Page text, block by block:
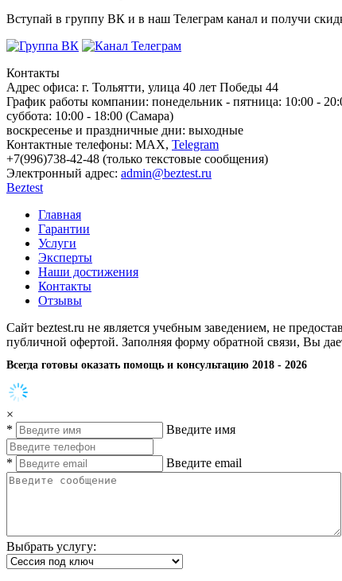
Вступай в группу ВК и в наш Телеграм канал и получи
Контакты
Адрес офиса: г. Тольятти, улица 40 лет Победы 44
График работы компании: понедельник - пятница: 10:00 -
суббота: 10:00 - 18:00 (Самара)
воскресенье и праздничные дни: выходные
Контактные телефоны: МАХ, Telegram
+7(996)738-42-48 (только текстовые сообщения)
Электронный адрес: admin@beztest.ru
Beztest
Главная
Гарантии
Услуги
Эксперты
Наши достижения
Контакты
Отзывы
Сайт beztest.ru не является учебным заведением, не
публичной офертой. Заполняя форму обратной связи, Вы
Всегда готовы оказать помощь и консультацию 2018 - 2026
×
*
Введите имя
* Введите email
Выбрать услугу: